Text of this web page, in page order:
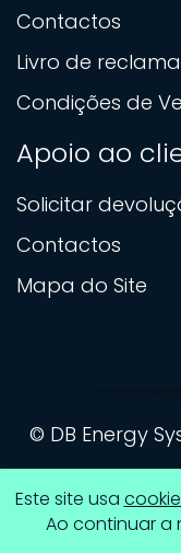
Contactos
Livro de
Condições de
Apoio ao
Solicitar
Contactos
Mapa do Site
© DB Energy
Este site usa
Ao continuar a